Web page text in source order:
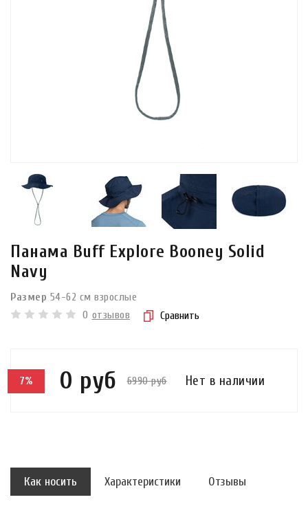
Панама Buff Explore Booney Solid
Navy
Размер 54-62 см взрослые
0 отзывов Сравнить
7% 0 руб 6990 руб Нет в наличии
Как носить Характеристики Отзывы